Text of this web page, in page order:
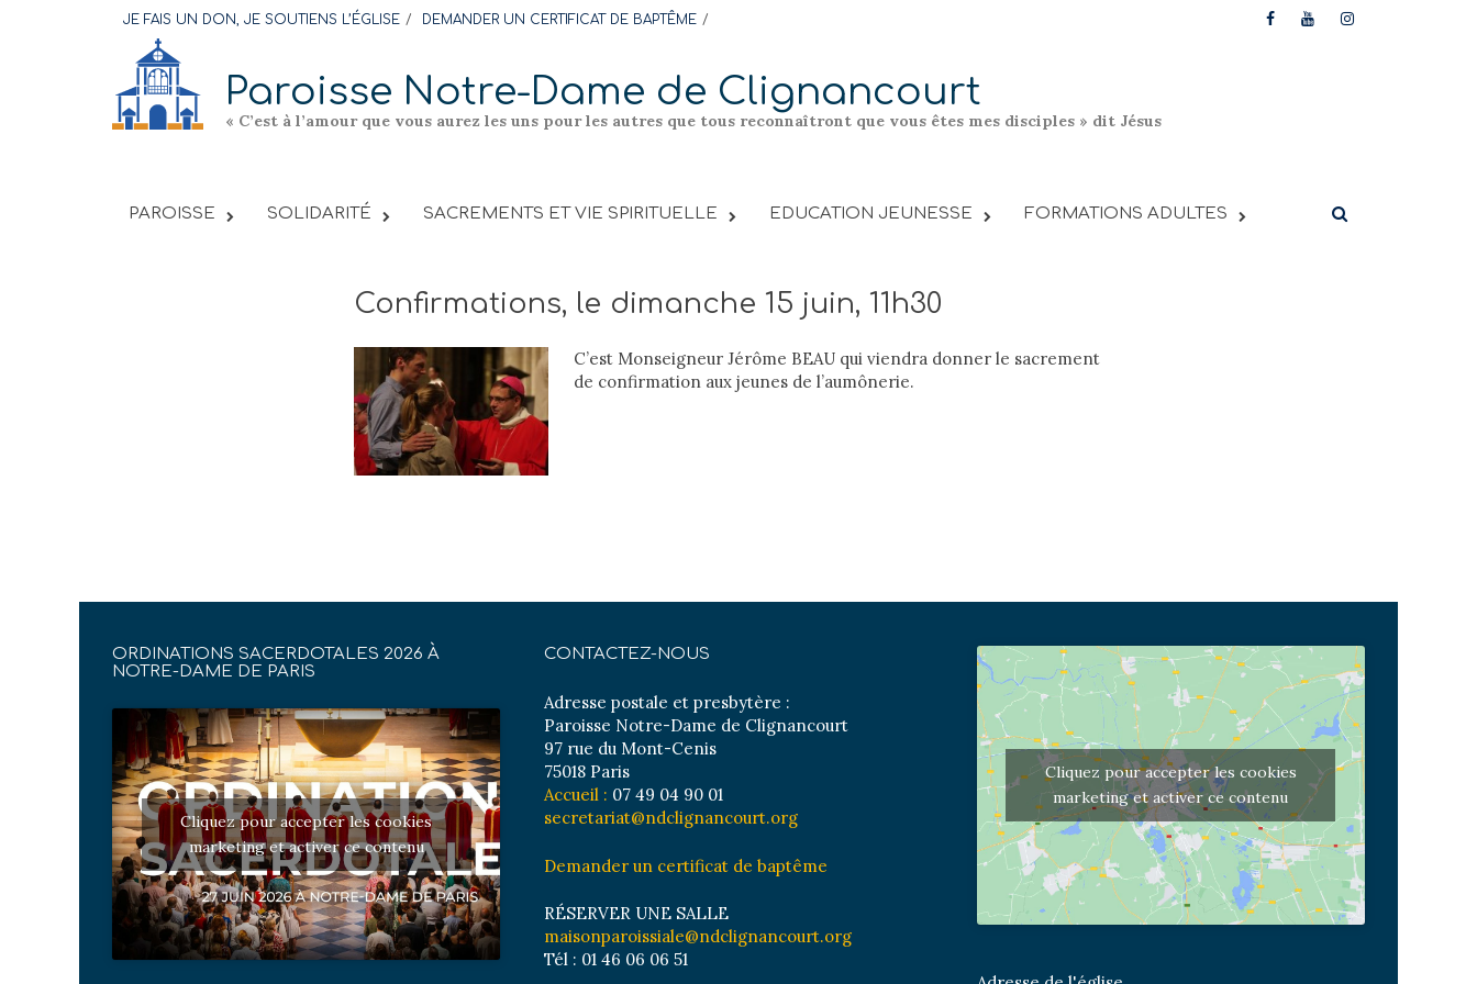
content
JE FAIS UN DON, JE SOUTIENS L’ÉGLISE DEMANDER UN CERTIFICAT DE BAPTÊME
Paroisse Notre-Dame de Clignancourt
« C’est à l’amour que vous aurez les uns pour les autres que tous reconnaîtront que vous êtes mes disciples » dit Jésus
PAROISSE SOLIDARITÉ SACREMENTS ET VIE SPIRITUELLE EDUCATION JEUNESSE FORMATIONS ADULTES
Confirmations, le dimanche 15 juin, 11h30
C’est Monseigneur Jérôme BEAU qui viendra donner le sacrement
de confirmation aux jeunes de l’aumônerie.
ORDINATIONS SACERDOTALES 2026 À
NOTRE-DAME DE PARIS
Cliquez pour accepter les cookies
marketing et activer ce contenu
CONTACTEZ-NOUS
Adresse postale et presbytère :
Paroisse Notre-Dame de Clignancourt
97 rue du Mont-Cenis
75018 Paris
Accueil : 07 49 04 90 01
secretariat@ndclignancourt.org
Demander un certificat de baptême
RÉSERVER UNE SALLE
maisonparoissiale@ndclignancourt.org
Tél : 01 46 06 06 51
Cliquez pour accepter les cookies
marketing et activer ce contenu